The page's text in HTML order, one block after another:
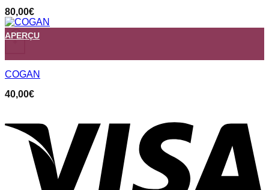
80,00€
+
APERÇU
COGAN
40,00€